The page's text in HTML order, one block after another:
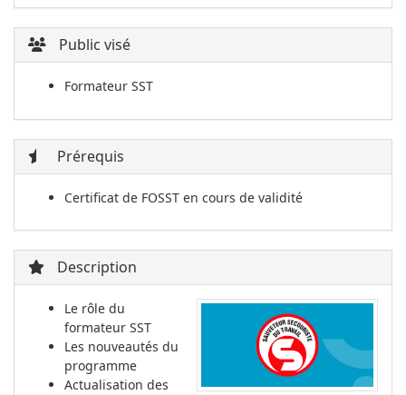
Public visé
Formateur SST
Prérequis
Certificat de FOSST en cours de validité
Description
Le rôle du
formateur SST
Les nouveautés du
programme
Actualisation des